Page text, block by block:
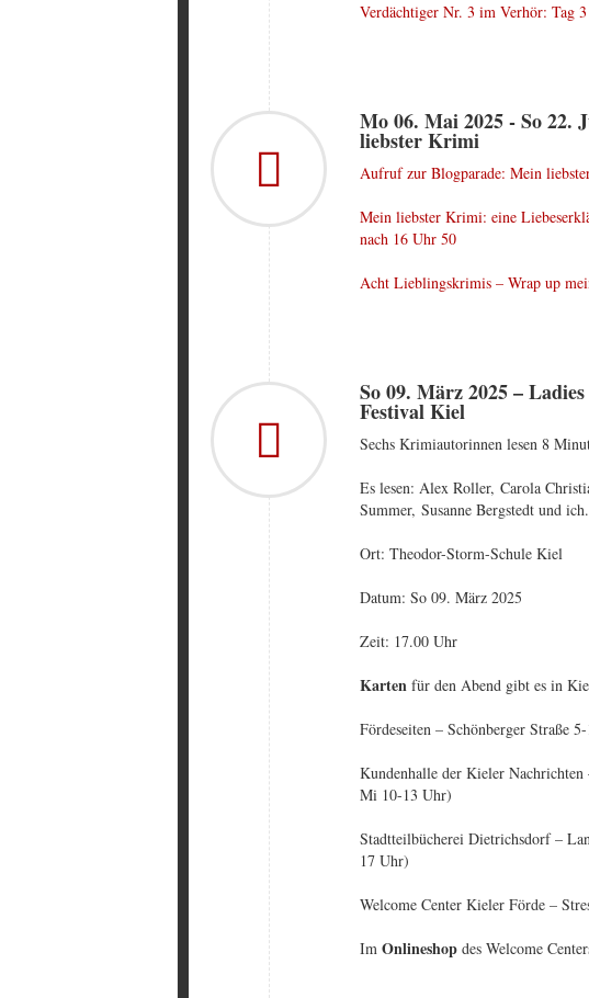
Verdächtiger Nr. 3 im Verhör: Tag
Mo 06. Mai 2025 - So 22.
liebster Krimi
Aufruf zur Blogparade: Mein
Mein liebster Krimi: eine
nach 16 Uhr 50
Acht Lieblingskrimis – Wrap up
So 09. März 2025 –
Festival Kiel
Sechs Krimiautorinnen lesen 8
Es lesen: Alex Roller, Carola
Summer, Susanne Bergstedt und ich.
Ort: Theodor-Storm-Schule Kiel
Datum: So 09. März 2025
Zeit: 17.00 Uhr
Karten für den Abend gibt es in
Fördeseiten – Schönberger Straße 5-
Kundenhalle der Kieler
Mi 10-13 Uhr)
Stadtteilbücherei Dietrichsdorf –
17 Uhr)
Welcome Center Kieler Förde –
Im Onlineshop des Welcome